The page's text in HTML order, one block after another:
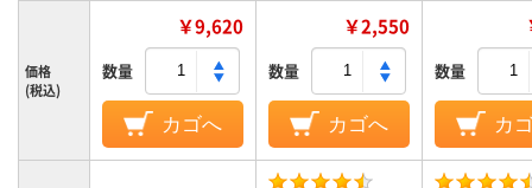
価格
(税込)
￥9,620
数量
カゴへ
￥2,550
数量
カゴへ
数量
カ